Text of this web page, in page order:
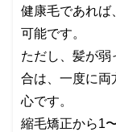
健康毛であれば
可能です。
ただし、髪が弱
合は、一度に両
心です。
縮毛矯正から1